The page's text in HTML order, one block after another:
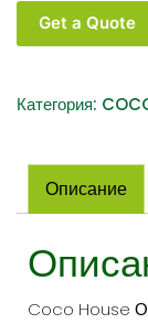
Количество
товара
(RBD)
КОКОСОВОЕ
500МЛ
СТЕКЛЯННАЯ
БАНКА
Get a Quote
Категория:
Описание
Coco House